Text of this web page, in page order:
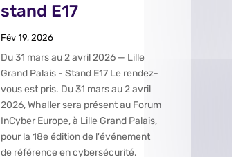
stand E17
Fév 19, 2026
Du 31 mars au 2 avril 2026 — Lille
Grand Palais - Stand E17 Le rendez-
vous est pris. Du 31 mars au 2 avril
2026, Whaller sera présent au Forum
InCyber Europe, à Lille Grand Palais,
pour la 18e édition de l'événement
de référence en cybersécurité.